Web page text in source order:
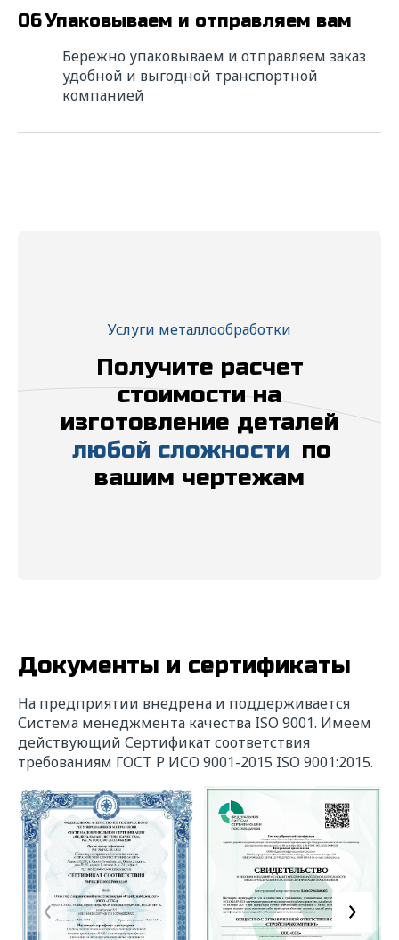
06Упаковываем и отправляем вам
Бережно упаковываем и отправляем заказ
удобной и выгодной транспортной
компанией
Услуги металлообработки
Получите расчет
стоимости на
изготовление деталей
любой сложности по
вашим чертежам
Документы и сертификаты
На предприятии внедрена и поддерживается
Система менеджмента качества ISO 9001. Имеем
действующий Сертификат соответствия
требованиям ГОСТ Р ИСО 9001-2015 ISO 9001:2015.
Сообщение*
данных"
Отправить